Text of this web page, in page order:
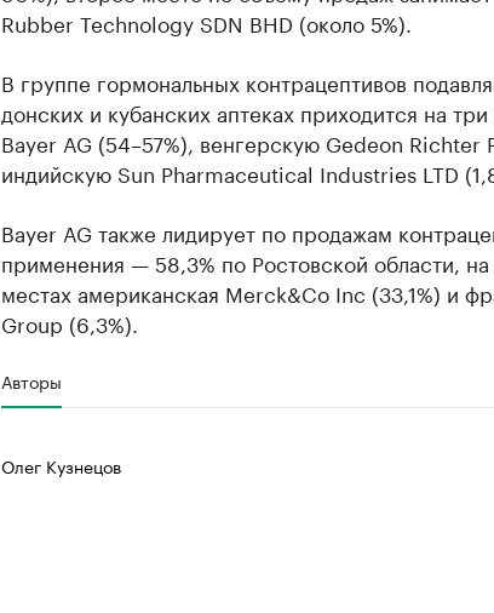
Rubber Technology SDN BHD (около 5%).
В группе гормональных контрацептивов
донских и кубанских аптеках приходится на
Bayer AG (54–57%), венгерскую Gedeon Richter
индийскую Sun Pharmaceutical Industries LTD
Bayer AG также лидирует по продажам
применения — 58,3% по Ростовской области,
местах американская Merck&Co Inc (33,1%) и
Group (6,3%).
Авторы
Олег Кузнецов